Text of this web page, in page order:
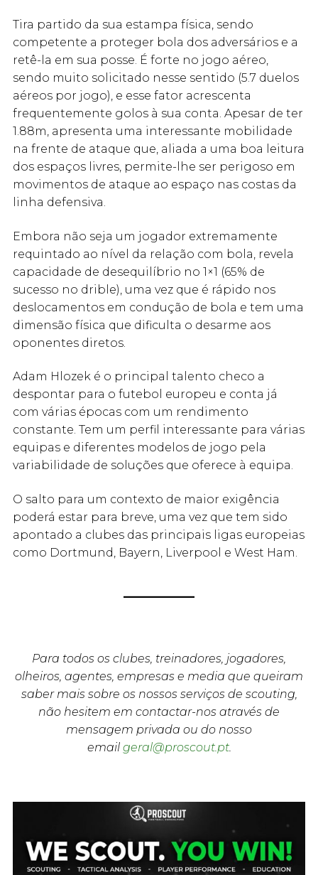
Tira partido da sua estampa física, sendo
competente a proteger bola dos adversários e a
retê-la em sua posse. É forte no jogo aéreo,
sendo muito solicitado nesse sentido (5.7 duelos
aéreos por jogo), e esse fator acrescenta
frequentemente golos à sua conta. Apesar de ter
1.88m, apresenta uma interessante mobilidade
na frente de ataque que, aliada a uma boa leitura
dos espaços livres, permite-lhe ser perigoso em
movimentos de ataque ao espaço nas costas da
linha defensiva.
Embora não seja um jogador extremamente
requintado ao nível da relação com bola, revela
capacidade de desequilíbrio no 1×1 (65% de
sucesso no drible), uma vez que é rápido nos
deslocamentos em condução de bola e tem uma
dimensão física que dificulta o desarme aos
oponentes diretos.
Adam Hlozek é o principal talento checo a
despontar para o futebol europeu e conta já
com várias épocas com um rendimento
constante. Tem um perfil interessante para várias
equipas e diferentes modelos de jogo pela
variabilidade de soluções que oferece à equipa.
O salto para um contexto de maior exigência
poderá estar para breve, uma vez que tem sido
apontado a clubes das principais ligas europeias
como Dortmund, Bayern, Liverpool e West Ham.
Para todos os clubes, treinadores, jogadores,
olheiros, agentes, empresas e media que queiram
saber mais sobre os nossos serviços de scouting,
não hesitem em contactar-nos através de
mensagem privada ou do nosso
email geral@proscout.pt.